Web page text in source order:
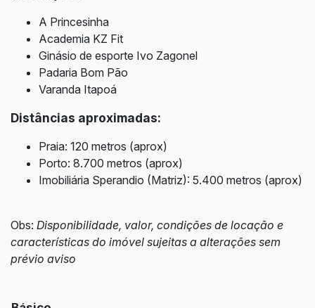
A Princesinha
Academia KZ Fit
Ginásio de esporte Ivo Zagonel
Padaria Bom Pão
Varanda Itapoá
Distâncias aproximadas:
Praia: 120 metros (aprox)
Porto: 8.700 metros (aprox)
Imobiliária Sperandio (Matriz): 5.400 metros (aprox)
Obs: Disponibilidade, valor, condições de locação e
características do imóvel sujeitas a alterações sem
prévio aviso